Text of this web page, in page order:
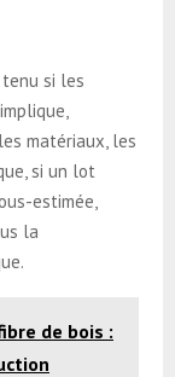
si les
matériaux, les
si un lot
estimée,
la
de bois :